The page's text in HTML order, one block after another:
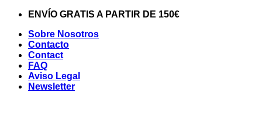
Saltar
contenido
ENVÍO GRATIS A PARTIR DE 150€
Sobre Nosotros
Contacto
Contact
FAQ
Aviso Legal
Newsletter